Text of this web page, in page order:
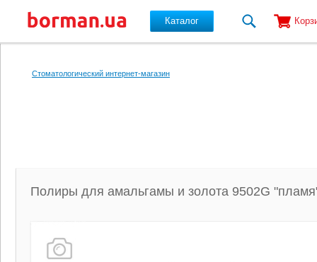
Каталог
Стоматологический интернет-магазин
Полиры для амальгамы и золота 9502G